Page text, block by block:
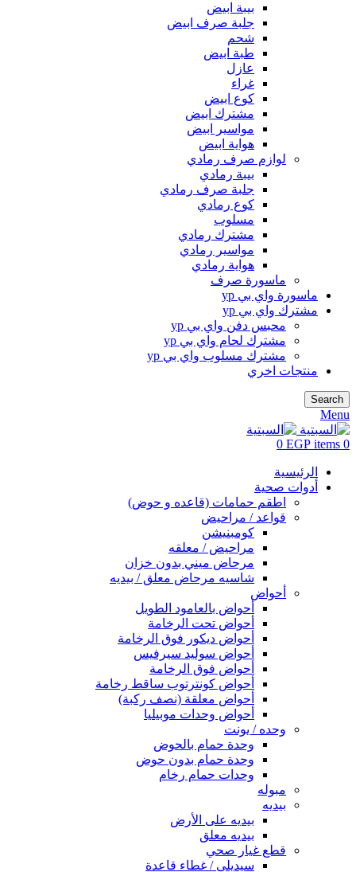
بيبة ابيض
جلبة صرف ابيض
شحم
طبة ابيض
عازل
غراء
كوع ابيض
مشترك ابيض
مواسير ابيض
هواية ابيض
لوازم صرف رمادي
بيبة رمادي
جلبة صرف رمادي
كوع رمادي
مسلوب
مشترك رمادي
مواسير رمادي
هواية رمادي
ماسورة صرف
ماسورة واي بي yp
مشترك واي بي yp
محبس دفن واي بي yp
مشترك لحام واي بي yp
مشترك مسلوب واي بي yp
منتجات اخري
Search
Menu
0
items
0 EGP
الرئيسية
أدوات صحية
اطقم حمامات (قاعده و حوض)
قواعد / مراحيض
كومبنيشن
مراحيض / معلقه
مرحاض ميني بدون خزان
شاسيه مرحاض معلق / بيديه
أحواض
أحواض بالعامود الطويل
أحواض تحت الرخامة
أحواض ديكور فوق الرخامة
أحواض سوليد سيرفيس
أحواض فوق الرخامة
أحواض كونترتوب ساقط رخامة
أحواض معلقة (نصف ركبة)
أحواض وحدات موبيليا
وحده / يونت
وحدة حمام بالحوض
وحدة حمام بدون حوض
وحدات حمام رخام
مبوله
بيديه
بيديه على الأرض
بيديه معلق
قطع غيار صحي
سيديلى / غطاء قاعدة